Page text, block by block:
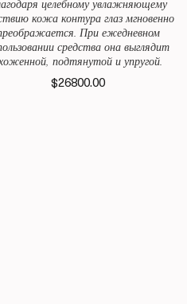
целебному увлажняющему
кожа контура глаз мгновенно
При ежедневном
средства она выглядит
подтянутой и упругой.
$26800.00